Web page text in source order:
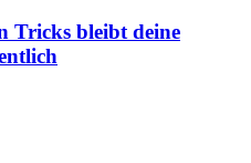
Tricks bleibt deine